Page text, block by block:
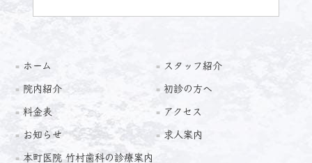
ホーム スタッフ紹介
院内紹介 初診の方へ
料金表 アクセス
お知らせ 求人案内
本町医院 竹村歯科の診療案内